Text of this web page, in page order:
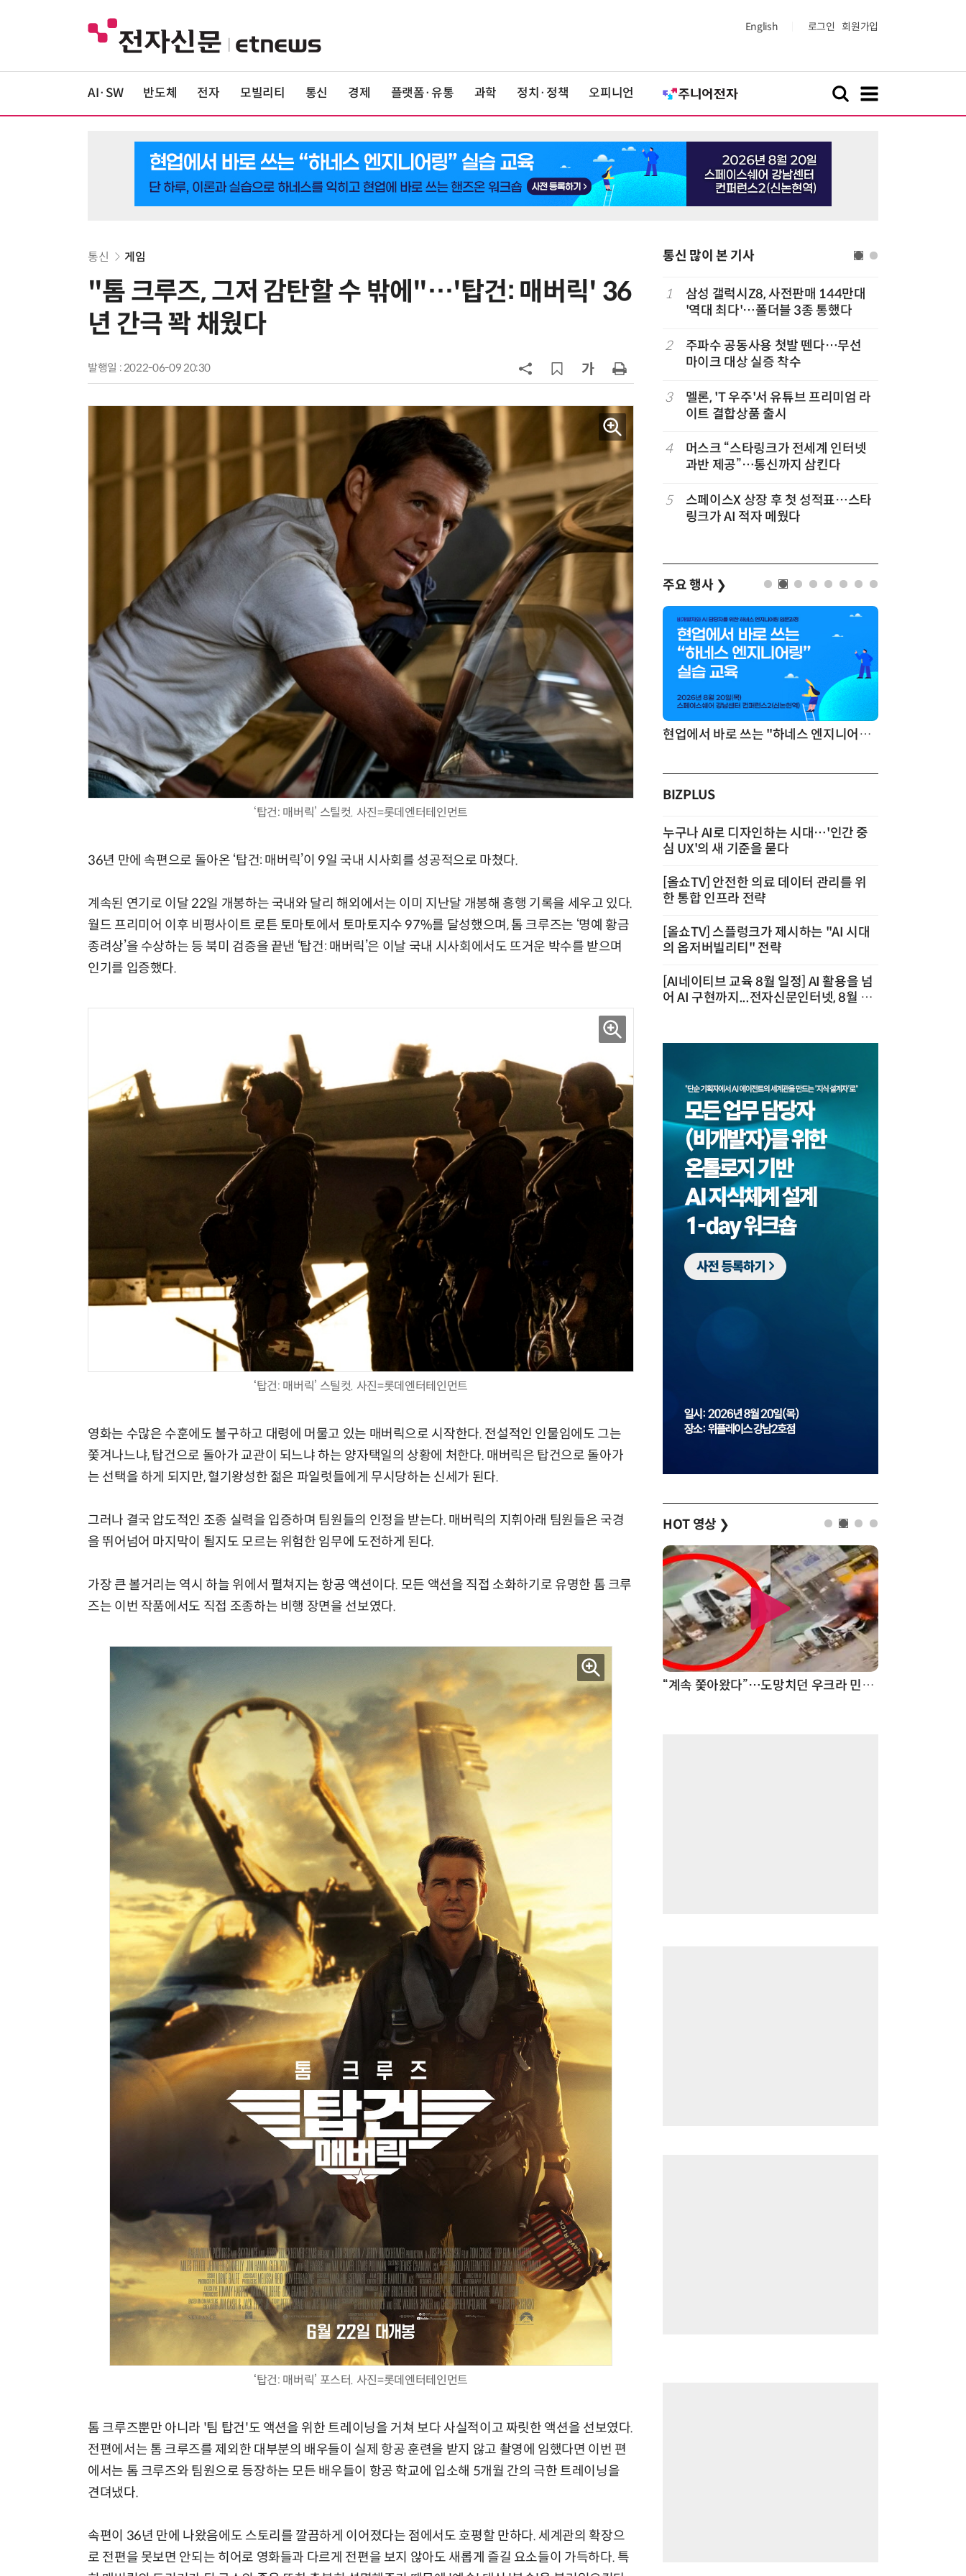
English 로그인 회원가입
AI·SW 반도체 전자 모빌리티 통신 경제 플랫폼·유통 과학 정치·정책 오피니언
통신 게임
"톰 크루즈, 그저 감탄할 수 밖에"…'탑건: 매버릭' 36
년 간극 꽉 채웠다
발행일 : 2022-06-09 20:30
‘탑건: 매버릭’ 스틸컷. 사진=롯데엔터테인먼트
36년 만에 속편으로 돌아온 ‘탑건: 매버릭’이 9일 국내 시사회를 성공적으로 마쳤다.
계속된 연기로 이달 22일 개봉하는 국내와 달리 해외에서는 이미 지난달 개봉해 흥행 기록을 세우고 있다.
월드 프리미어 이후 비평사이트 로튼 토마토에서 토마토지수 97%를 달성했으며, 톰 크루즈는 ‘명예 황금
종려상’을 수상하는 등 북미 검증을 끝낸 ‘탑건: 매버릭’은 이날 국내 시사회에서도 뜨거운 박수를 받으며
인기를 입증했다.
‘탑건: 매버릭’ 스틸컷. 사진=롯데엔터테인먼트
영화는 수많은 수훈에도 불구하고 대령에 머물고 있는 매버릭으로 시작한다. 전설적인 인물임에도 그는
쫓겨나느냐, 탑건으로 돌아가 교관이 되느냐 하는 양자택일의 상황에 처한다. 매버릭은 탑건으로 돌아가
는 선택을 하게 되지만, 혈기왕성한 젊은 파일럿들에게 무시당하는 신세가 된다.
그러나 결국 압도적인 조종 실력을 입증하며 팀원들의 인정을 받는다. 매버릭의 지휘아래 팀원들은 국경
을 뛰어넘어 마지막이 될지도 모르는 위험한 임무에 도전하게 된다.
가장 큰 볼거리는 역시 하늘 위에서 펼쳐지는 항공 액션이다. 모든 액션을 직접 소화하기로 유명한 톰 크루
즈는 이번 작품에서도 직접 조종하는 비행 장면을 선보였다.
‘탑건: 매버릭’ 포스터. 사진=롯데엔터테인먼트
톰 크루즈뿐만 아니라 '팀 탑건'도 액션을 위한 트레이닝을 거쳐 보다 사실적이고 짜릿한 액션을 선보였다.
전편에서는 톰 크루즈를 제외한 대부분의 배우들이 실제 항공 훈련을 받지 않고 촬영에 임했다면 이번 편
에서는 톰 크루즈와 팀원으로 등장하는 모든 배우들이 항공 학교에 입소해 5개월 간의 극한 트레이닝을
견뎌냈다.
속편이 36년 만에 나왔음에도 스토리를 깔끔하게 이어졌다는 점에서도 호평할 만하다. 세계관의 확장으
로 전편을 못보면 안되는 히어로 영화들과 다르게 전편을 보지 않아도 새롭게 즐길 요소들이 가득하다. 특
통신 많이 본 기사
6 K위성망 2035년까지 512기 띄운다
불안 줄였지만 '홍보 부족' 과제
뉴스 무단 사용에 첫 제동
[ET톡] 방미통위의 빈 의자
10 [ET단상] 피지컬 AI 시대, 우리 모델
은 무엇을 준비해야 하나
1
삼성 갤럭시Z8, 사전판매 144만대
'역대 최다'…폴더블 3종 통했다
2
주파수 공동사용 첫발 뗀다…무선
마이크 대상 실증 착수
3
멜론, 'T 우주'서 유튜브 프리미엄 라
이트 결합상품 출시
4
머스크 “스타링크가 전세계 인터넷
과반 제공”…통신까지 삼킨다
5
스페이스X 상장 후 첫 성적표…스타
링크가 AI 적자 메웠다
주요 행사 ❯
현업에서 바로 쓰는 "하네스 엔지니어링" 실습 교육
BIZPLUS
누구나 AI로 디자인하는 시대…'인간 중
심 UX'의 새 기준을 묻다
[올쇼TV] 안전한 의료 데이터 관리를 위
한 통합 인프라 전략
[올쇼TV] 스플렁크가 제시하는 "AI 시대
의 옵저버빌리티" 전략
[AI네이티브 교육 8월 일정] AI 활용을 넘
어 AI 구현까지...전자신문인터넷, 8월 실
HOT 영상 ❯
거미줄 쏘고 자동 회수까지…현실판 스파이더맨 웹 슈터 “계속 쫓아왔다”…도망치던 우크라 민간인 공격한 러 자폭 드론